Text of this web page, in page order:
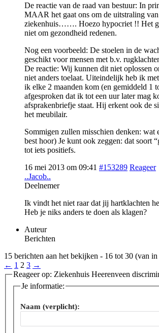
De reactie van de raad van bestuur: In
MAAR het gaat ons om de uitstraling
ziekenhuis……. Hoezo hypocriet !! Het
niet om gezondheid redenen.
Nog een voorbeeld: De stoelen in de
geschikt voor mensen met b.v.
De reactie: Wij kunnen dit niet oplossen
niet anders toelaat. Uiteindelijk heb ik
ik elke 2 maanden kom (en gemiddeld 1
afgesproken dat ik tot een uur later mag
afsprakenbriefje staat. Hij erkent ook de
het meubilair.
Sommigen zullen misschien denken: wat
best hoor) Je kunt ook zeggen: dat soort
tot iets positiefs.
16 mei 2013 om 09:41 #153289 Reageer
..Jacob..
Deelnemer
Ik vindt het niet raar dat jij hartklachten
Heb je niks anders te doen als klagen?
Auteur
Berichten
15 berichten aan het bekijken - 16 tot 30 (van
← 1 2 3 →
Reageer op: Ziekenhuis Heerenveen
Je informatie:
Naam (verplicht):